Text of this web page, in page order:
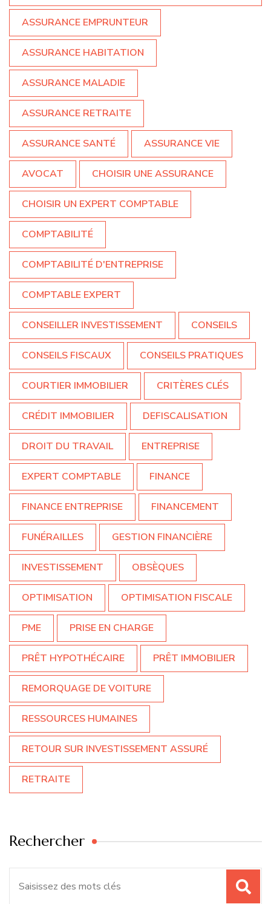
ASSURANCE EMPRUNTEUR
ASSURANCE HABITATION
ASSURANCE MALADIE
ASSURANCE RETRAITE
ASSURANCE SANTÉ ASSURANCE VIE
AVOCAT CHOISIR UNE ASSURANCE
CHOISIR UN EXPERT COMPTABLE
COMPTABILITÉ
COMPTABILITÉ D'ENTREPRISE
COMPTABLE EXPERT
CONSEILLER INVESTISSEMENT CONSEILS
CONSEILS FISCAUX CONSEILS PRATIQUES
COURTIER IMMOBILIER CRITÈRES CLÉS
CRÉDIT IMMOBILIER DEFISCALISATION
DROIT DU TRAVAIL ENTREPRISE
EXPERT COMPTABLE FINANCE
FINANCE ENTREPRISE FINANCEMENT
FUNÉRAILLES GESTION FINANCIÈRE
INVESTISSEMENT OBSÈQUES
OPTIMISATION OPTIMISATION FISCALE
PME PRISE EN CHARGE
PRÊT HYPOTHÉCAIRE PRÊT IMMOBILIER
REMORQUAGE DE VOITURE
RESSOURCES HUMAINES
RETOUR SUR INVESTISSEMENT ASSURÉ
RETRAITE
Rechercher